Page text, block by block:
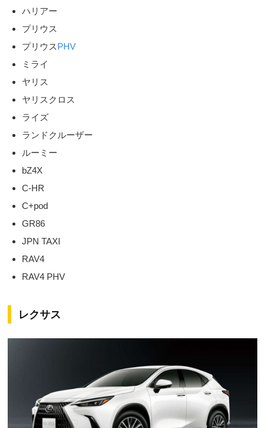
ハリアー
プリウス
プリウスPHV
ミライ
ヤリス
ヤリスクロス
ライズ
ランドクルーザー
ルーミー
bZ4X
C-HR
C+pod
GR86
JPN TAXI
RAV4
RAV4 PHV
レクサス